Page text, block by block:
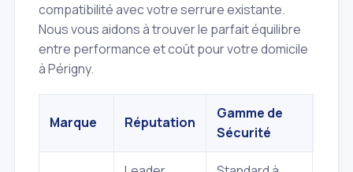
compatibilité avec votre serrure existante.
Nous vous aidons à trouver le parfait équilibre
entre performance et coût pour votre domicile
à Périgny.
Marque Réputation
Gamme de
Sécurité